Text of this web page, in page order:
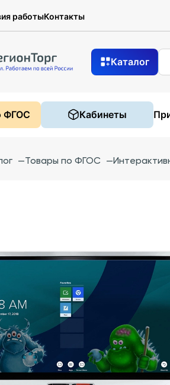
работыКонтакты
Каталог
ФГОС Кабинеты
—Товары по ФГОС —